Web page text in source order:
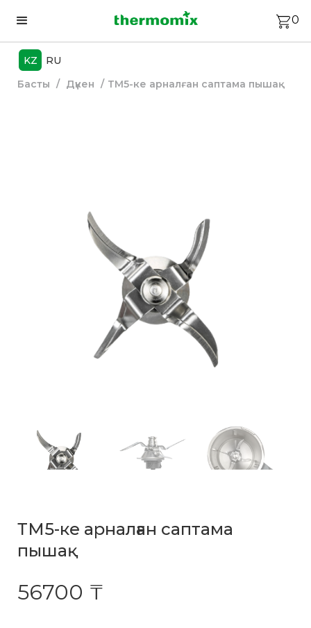
0
KZ
RU
Басты / Дүкен / ТМ5-ке арналған саптама пышақ
ТМ5-ке арналған саптама
пышақ
56700 ₸